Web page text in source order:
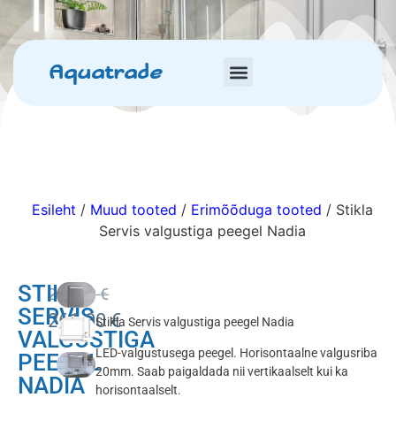
Aquatrade
Esileht / Muud tooted / Erimõõduga tooted / Stikla
Servis valgustiga peegel Nadia
STIKLA
SERVIS
VALGUSTIGA
PEEGEL
NADIA
290.00€
261.00€
Stikla Servis valgustiga peegel Nadia
LED-valgustusega peegel. Horisontaalne valgusriba
20mm. Saab paigaldada nii vertikaalselt kui ka
horisontaalselt.